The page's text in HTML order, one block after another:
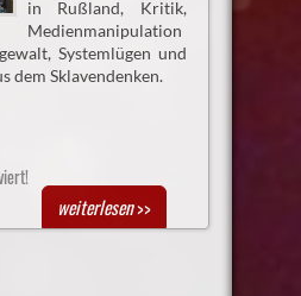
in Rußland, Kritik,
Medienmanipulation
Systemlügen und
dem Sklavendenken.
weiterlesen>>